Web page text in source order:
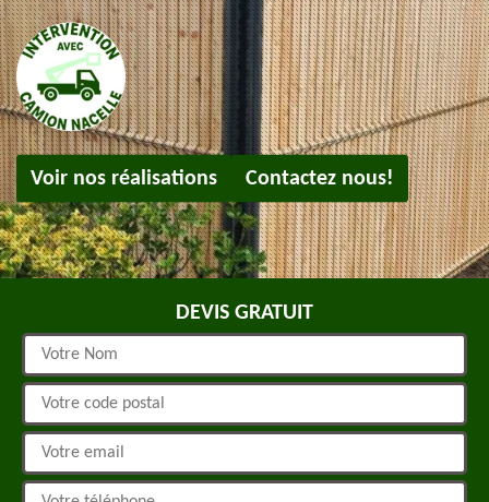
Voir nos réalisations Contactez nous!
DEVIS GRATUIT